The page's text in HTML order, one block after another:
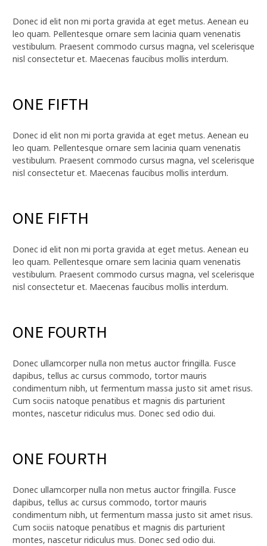
Donec id elit non mi porta gravida at eget metus. Aenean eu
leo quam. Pellentesque ornare sem lacinia quam venenatis
vestibulum. Praesent commodo cursus magna, vel scelerisque
nisl consectetur et. Maecenas faucibus mollis interdum.
ONE FIFTH
Donec id elit non mi porta gravida at eget metus. Aenean eu
leo quam. Pellentesque ornare sem lacinia quam venenatis
vestibulum. Praesent commodo cursus magna, vel scelerisque
nisl consectetur et. Maecenas faucibus mollis interdum.
ONE FIFTH
Donec id elit non mi porta gravida at eget metus. Aenean eu
leo quam. Pellentesque ornare sem lacinia quam venenatis
vestibulum. Praesent commodo cursus magna, vel scelerisque
nisl consectetur et. Maecenas faucibus mollis interdum.
ONE FOURTH
Donec ullamcorper nulla non metus auctor fringilla. Fusce
dapibus, tellus ac cursus commodo, tortor mauris
condimentum nibh, ut fermentum massa justo sit amet risus.
Cum sociis natoque penatibus et magnis dis parturient
montes, nascetur ridiculus mus. Donec sed odio dui.
ONE FOURTH
Donec ullamcorper nulla non metus auctor fringilla. Fusce
dapibus, tellus ac cursus commodo, tortor mauris
condimentum nibh, ut fermentum massa justo sit amet risus.
Cum sociis natoque penatibus et magnis dis parturient
montes, nascetur ridiculus mus. Donec sed odio dui.